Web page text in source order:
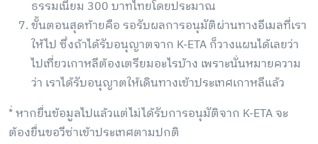
ธรรมเนียม 300 บาทไทยโดยประมาณ
ขั้นตอนสุดท้ายคือ รอรับผลการอนุมัติผ่านทางอีเมลที่เรา
ให้ไป ซึ่งถ้าได้รับอนุญาตจาก K-ETA ก็วางแผนได้เลยว่า
ไปเที่ยวเกาหลีต้องเตรียมอะไรบ้าง เพราะนั่นหมายความ
ว่า เราได้รับอนุญาตให้เดินทางเข้าประเทศเกาหลีแล้ว
*่ หากยื่นข้อมูลไปแล้วแต่ไม่ได้รับการอนุมัติจาก K-ETA จะ
ต้องยื่นขอวีซ่าเข้าประเทศตามปกติ